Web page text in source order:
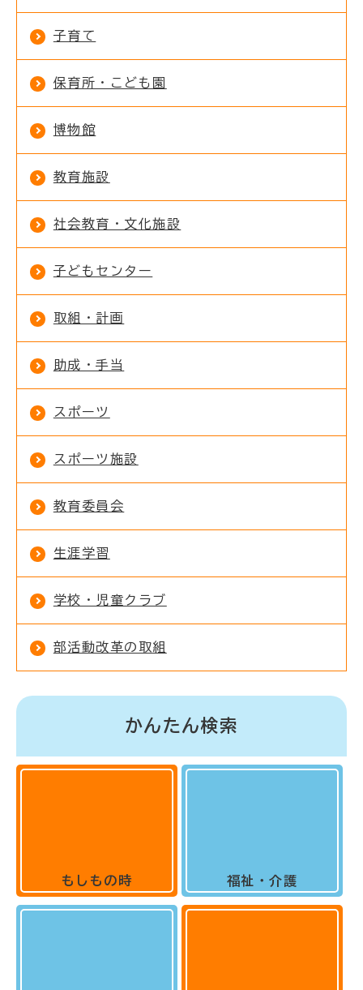
子育て
保育所・こども園
博物館
教育施設
社会教育・文化施設
子どもセンター
取組・計画
助成・手当
スポーツ
スポーツ施設
教育委員会
生涯学習
学校・児童クラブ
部活動改革の取組
かんたん検索
もしもの時 福祉・介護